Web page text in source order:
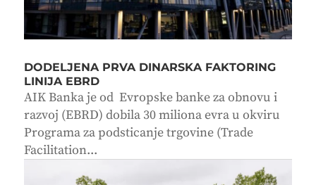
DODELJENA PRVA DINARSKA FAKTORING
LINIJA EBRD
AIK Banka je od Evropske banke za obnovu i
razvoj (EBRD) dobila 30 miliona evra u okviru
Programa za podsticanje trgovine (Trade
Facilitation...